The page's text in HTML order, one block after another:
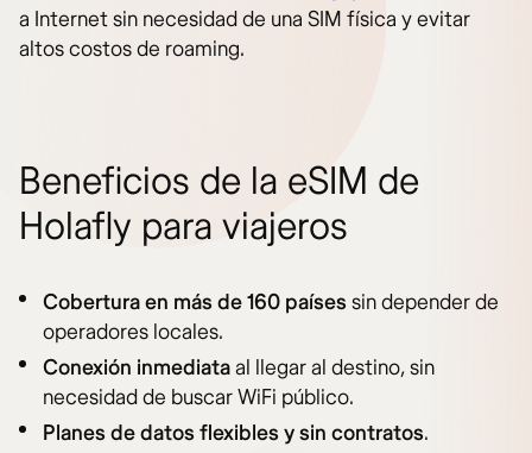
a Internet sin necesidad de una SIM física y evitar
altos costos de roaming.
Beneficios de la eSIM de
Holafly para viajeros
Cobertura en más de 160 paísessin depender de
operadores locales.
Conexión inmediataal llegar al destino, sin
necesidad de buscar WiFi público.
Planes de datos flexibles y sin contratos.